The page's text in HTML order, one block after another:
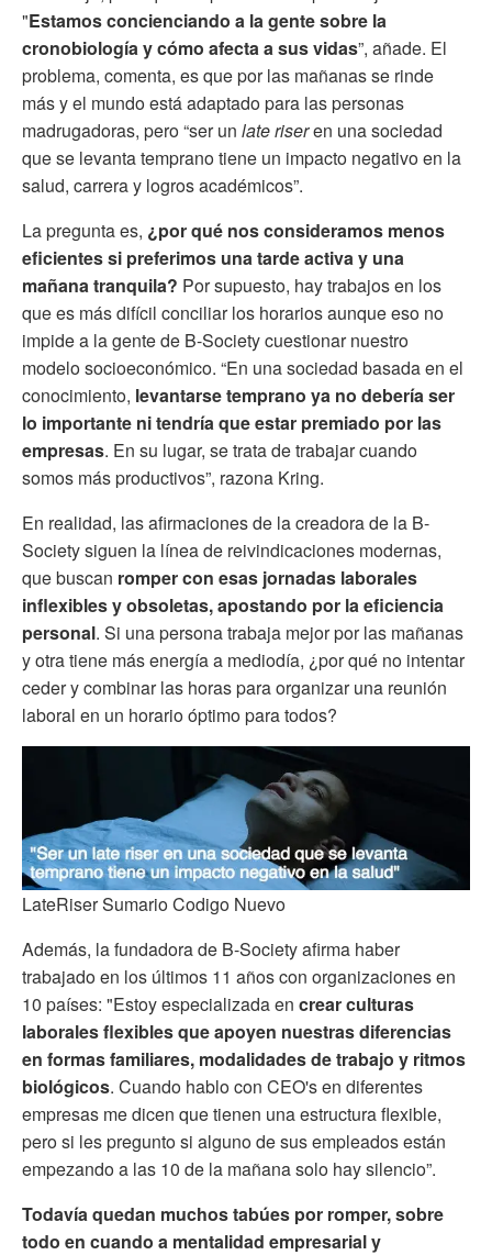
"Estamos concienciando a la gente sobre la
cronobiología y cómo afecta a sus vidas”, añade. El
problema, comenta, es que por las mañanas se rinde
más y el mundo está adaptado para las personas
madrugadoras, pero “ser un late riseren una sociedad
que se levanta temprano tiene un impacto negativo en la
salud, carrera y logros académicos”.
La pregunta es, ¿por qué nos consideramos menos
eficientes si preferimos una tarde activa y una
mañana tranquila? Por supuesto, hay trabajos en los
que es más difícil conciliar los horarios aunque eso no
impide a la gente de B-Society cuestionar nuestro
modelo socioeconómico. “En una sociedad basada en el
conocimiento, levantarse temprano ya no debería ser
lo importante ni tendría que estar premiado por las
empresas. En su lugar, se trata de trabajar cuando
somos más productivos”, razona Kring.
En realidad, las afirmaciones de la creadora de la B-
Society siguen la línea de reivindicaciones modernas,
que buscan romper con esas jornadas laborales
inflexibles y obsoletas, apostando por la eficiencia
personal. Si una persona trabaja mejor por las mañanas
y otra tiene más energía a mediodía, ¿por qué no intentar
ceder y combinar las horas para organizar una reunión
laboral en un horario óptimo para todos?
LateRiser Sumario Codigo Nuevo
Además, la fundadora de B-Society afirma haber
trabajado en los últimos 11 años con organizaciones en
10 países: "Estoy especializada en crear culturas
laborales flexibles que apoyen nuestras diferencias
en formas familiares, modalidades de trabajo y ritmos
biológicos. Cuando hablo con CEO's en diferentes
empresas me dicen que tienen una estructura flexible,
pero si les pregunto si alguno de sus empleados están
empezando a las 10 de la mañana solo hay silencio”.
Todavía quedan muchos tabúes por romper, sobre
todo en cuando a mentalidad empresarial y